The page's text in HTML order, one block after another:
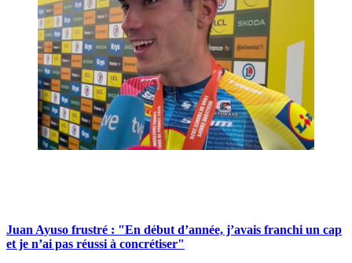
Juan Ayuso frustré : "En début d’année, j’avais franchi un cap
et je n’ai pas réussi à concrétiser"